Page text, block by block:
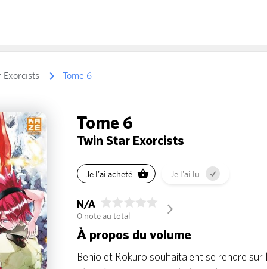
Exorcists Tome 6
Tome 6
Twin Star Exorcists
Je l'ai acheté Je l'ai lu
N/A
0 note au total
arrow_forward_ios
À propos du volume
Benio et Rokuro souhaitaient se rendre